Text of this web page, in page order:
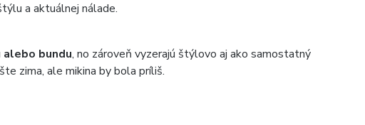
a aktuálnej nálade.
alebo bundu, no zároveň vyzerajú štýlovo aj ako samostatný
zima, ale mikina by bola príliš.